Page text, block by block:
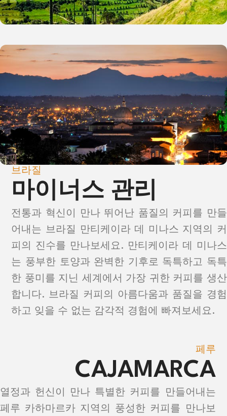
브라질
마이너스 관리
전통과 혁신이 만나 뛰어난 품질의 커피를 만들
어내는 브라질 만티케이라 데 미나스 지역의 커
피의 진수를 만나보세요. 만티케이라 데 미나스
는 풍부한 토양과 완벽한 기후로 독특하고 독특
한 풍미를 지닌 세계에서 가장 귀한 커피를 생산
합니다. 브라질 커피의 아름다움과 품질을 경험
하고 잊을 수 없는 감각적 경험에 빠져보세요.
페루
CAJAMARCA
열정과 헌신이 만나 특별한 커피를 만들어내는
페루 카하마르카 지역의 풍성한 커피를 만나보